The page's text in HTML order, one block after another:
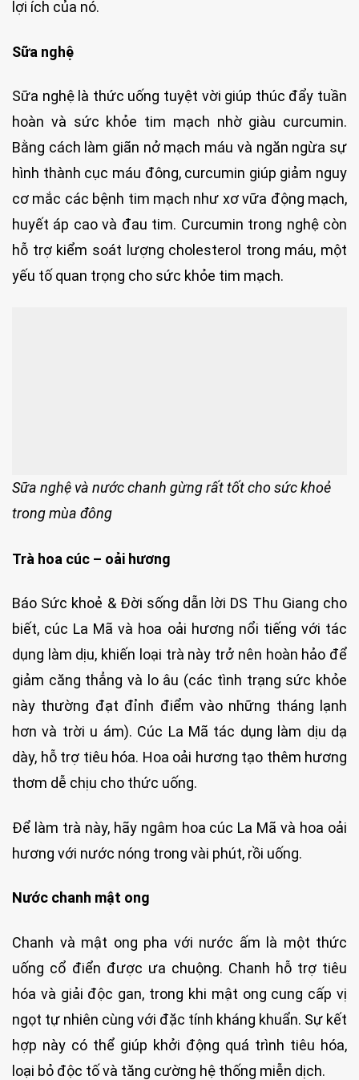
lợi ích của nó.
Sữa nghệ
Sữa nghệ là thức uống tuyệt vời giúp thúc đẩy tuần
hoàn và sức khỏe tim mạch nhờ giàu curcumin.
Bằng cách làm giãn nở mạch máu và ngăn ngừa sự
hình thành cục máu đông, curcumin giúp giảm nguy
cơ mắc các bệnh tim mạch như xơ vữa động mạch,
huyết áp cao và đau tim. Curcumin trong nghệ còn
hỗ trợ kiểm soát lượng cholesterol trong máu, một
yếu tố quan trọng cho sức khỏe tim mạch.
Sữa nghệ và nước chanh gừng rất tốt cho sức khoẻ
trong mùa đông
Trà hoa cúc – oải hương
Báo Sức khoẻ & Đời sống dẫn lời DS Thu Giang cho
biết, cúc La Mã và hoa oải hương nổi tiếng với tác
dụng làm dịu, khiến loại trà này trở nên hoàn hảo để
giảm căng thẳng và lo âu (các tình trạng sức khỏe
này thường đạt đỉnh điểm vào những tháng lạnh
hơn và trời u ám). Cúc La Mã tác dụng làm dịu dạ
dày, hỗ trợ tiêu hóa. Hoa oải hương tạo thêm hương
thơm dễ chịu cho thức uống.
Để làm trà này, hãy ngâm hoa cúc La Mã và hoa oải
hương với nước nóng trong vài phút, rồi uống.
Nước chanh mật ong
Chanh và mật ong pha với nước ấm là một thức
uống cổ điển được ưa chuộng. Chanh hỗ trợ tiêu
hóa và giải độc gan, trong khi mật ong cung cấp vị
ngọt tự nhiên cùng với đặc tính kháng khuẩn. Sự kết
hợp này có thể giúp khởi động quá trình tiêu hóa,
loại bỏ độc tố và tăng cường hệ thống miễn dịch.